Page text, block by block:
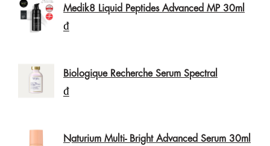
Medik8 Liquid Peptides Advanced MP 30ml
₫
Biologique Recherche Serum Spectral
₫
Naturium Multi- Bright Advanced Serum 30ml